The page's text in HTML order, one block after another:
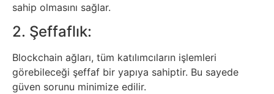
İnstagram
İnternet
İnternetten
sahip olmasını sağlar.
2. Şeffaflık:
Blockchain ağları, tüm katılımcıların işlemleri
görebileceği şeffaf bir yapıya sahiptir. Bu sayede
güven sorunu minimize edilir.